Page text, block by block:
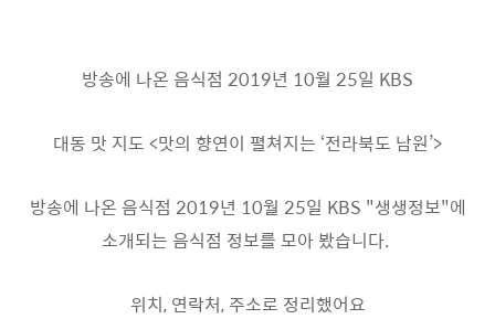
방송에 나온 음식점 2019년 10월 25일 KBS
대동 맛 지도 <맛의 향연이 펼쳐지는 ‘전라북도 남원’>
방송에 나온 음식점 2019년 10월 25일 KBS "생생정보"에
소개되는 음식점 정보를 모아 봤습니다.
위치, 연락처, 주소로 정리했어요